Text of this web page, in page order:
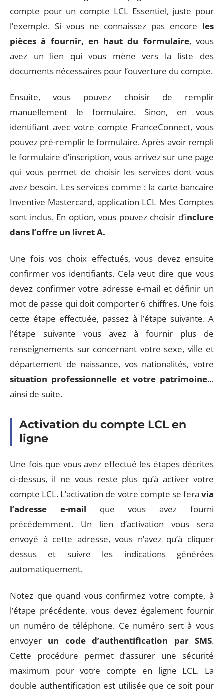
compte pour un compte LCL Essentiel, juste pour
l’exemple. Si vous ne connaissez pas encore les
pièces à fournir, en haut du formulaire, vous
avez un lien qui vous mène vers la liste des
documents nécessaires pour l’ouverture du compte.
Ensuite, vous pouvez choisir de remplir
manuellement le formulaire. Sinon, en vous
identifiant avec votre compte FranceConnect, vous
pouvez pré-remplir le formulaire. Après avoir rempli
le formulaire d’inscription, vous arrivez sur une page
qui vous permet de choisir les services dont vous
avez besoin. Les services comme : la carte bancaire
Inventive Mastercard, application LCL Mes Comptes
sont inclus. En option, vous pouvez choisir d’inclure
dans l’offre un livret A.
Une fois vos choix effectués, vous devez ensuite
confirmer vos identifiants. Cela veut dire que vous
devez confirmer votre adresse e-mail et définir un
mot de passe qui doit comporter 6 chiffres. Une fois
cette étape effectuée, passez à l’étape suivante. A
l’étape suivante vous avez à fournir plus de
renseignements sur concernant votre sexe, ville et
département de naissance, vos nationalités, votre
situation professionnelle et votre patrimoine…
ainsi de suite.
Activation du compte LCL en
ligne
Une fois que vous avez effectué les étapes décrites
ci-dessus, il ne vous reste plus qu’à activer votre
compte LCL. L’activation de votre compte se fera via
l’adresse e-mail que vous avez fourni
précédemment. Un lien d’activation vous sera
envoyé à cette adresse, vous n’avez qu’à cliquer
dessus et suivre les indications générées
automatiquement.
Notez que quand vous confirmez votre compte, à
l’étape précédente, vous devez également fournir
un numéro de téléphone. Ce numéro sert à vous
envoyer un code d’authentification par SMS.
Cette procédure permet d’assurer une sécurité
maximum pour votre compte en ligne LCL. La
double authentification est utilisée que ce soit pour